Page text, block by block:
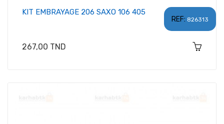
REF: 826313
KIT EMBRAYAGE 206 SAXO 106 405
Prix
267,00 TND